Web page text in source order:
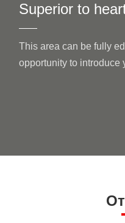
Superior to
This area can be fully
opportunity to introduce